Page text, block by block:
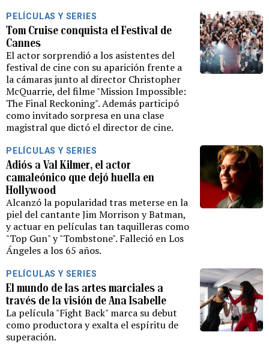
PELÍCULAS Y SERIES
Tom Cruise conquista el Festival de
Cannes
El actor sorprendió a los asistentes del
festival de cine con su aparición frente a
la cámaras junto al director Christopher
McQuarrie, del filme "Mission Impossible:
The Final Reckoning". Además participó
como invitado sorpresa en una clase
magistral que dictó el director de cine.
PELÍCULAS Y SERIES
Adiós a Val Kilmer, el actor
camaleónico que dejó huella en
Hollywood
Alcanzó la popularidad tras meterse en la
piel del cantante Jim Morrison y Batman,
y actuar en películas tan taquilleras como
"Top Gun" y "Tombstone". Falleció en Los
Ángeles a los 65 años.
PELÍCULAS Y SERIES
El mundo de las artes marciales a
través de la visión de Ana Isabelle
La película "Fight Back" marca su debut
como productora y exalta el espíritu de
superación.